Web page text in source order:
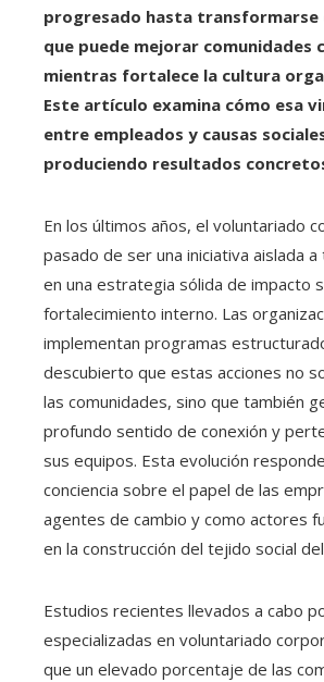
progresado hasta transformarse
que puede mejorar comunidades
mientras fortalece la cultura
Este artículo examina cómo esa
entre empleados y causas
produciendo resultados
En los últimos años, el voluntariado
pasado de ser una iniciativa aislada
en una estrategia sólida de impacto
fortalecimiento interno. Las
implementan programas
descubierto que estas acciones no
las comunidades, sino que también
profundo sentido de conexión y
sus equipos. Esta evolución
conciencia sobre el papel de las
agentes de cambio y como actores
en la construcción del tejido social
Estudios recientes llevados a cabo
especializadas en voluntariado
que un elevado porcentaje de las